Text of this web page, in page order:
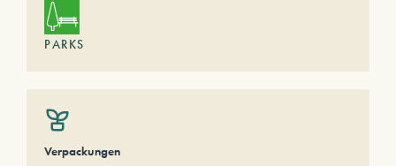
PARKS
Verpackungen